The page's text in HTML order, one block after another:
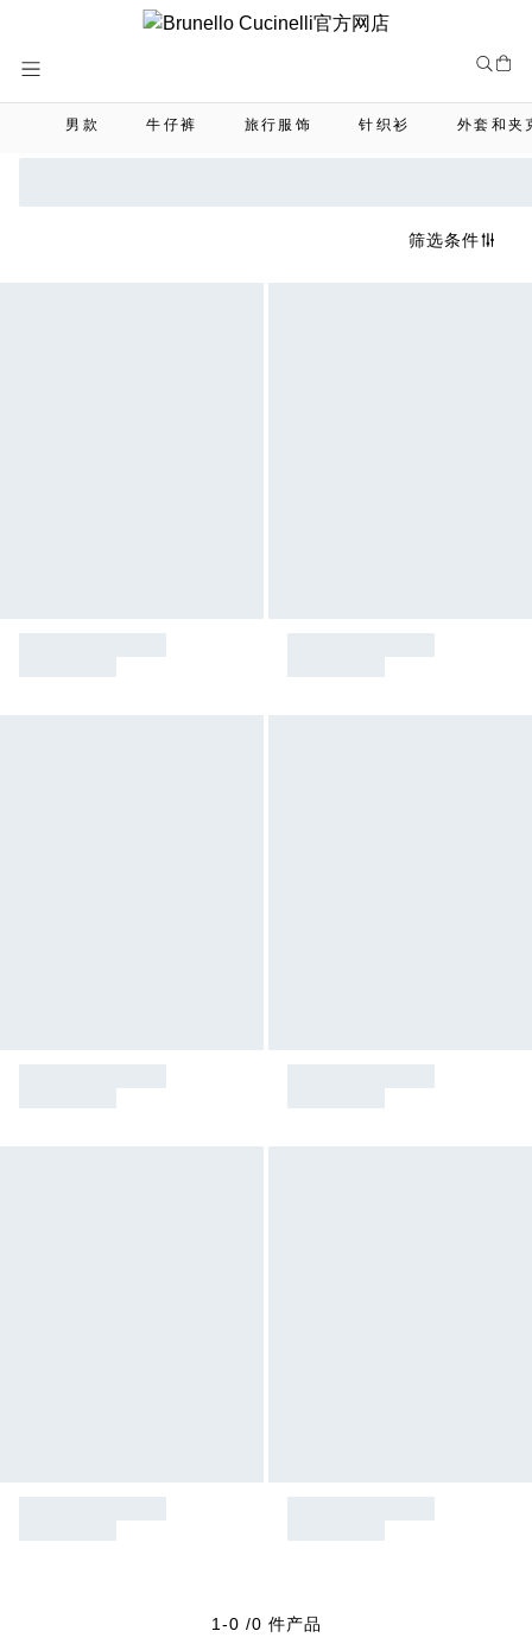
Content
男款 牛仔裤 旅行服饰 针织衫 外套和夹
筛选条件
1-0 /0 件产品